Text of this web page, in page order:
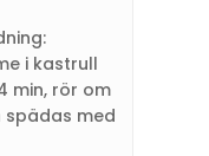
i kastrull
min, rör om
spädas med